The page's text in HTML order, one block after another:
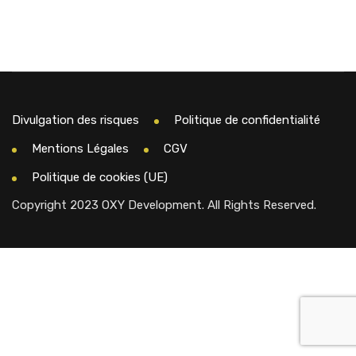
Copyright 2023 OXY Development. All Rights Reserved.
Divulgation des risques
Politique de confidentialité
Mentions Légales
CGV
Politique de cookies (UE)